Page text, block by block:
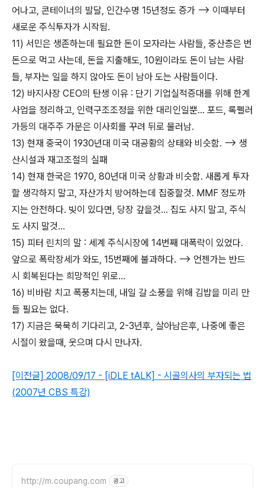
어나고, 콘테이너의 발달, 인간수명 15년정도 증가 --> 이때부터
새로운 주식투자가 시작됨.
11) 서민은 생존하는데 필요한 돈이 모자라는 사람들, 중산층은 번
돈으로 먹고 사는데, 돈을 지출해도, 10원이라도 돈이 남는 사람
들, 부자는 일을 하지 않아도 돈이 남아 도는 사람들이다.
12) 바지사장 CEO의 탄생 이유 : 단기 기업실적증대를 위해 한계
사업을 정리하고, 인력구조조정을 위한 대리인일뿐... 포드, 록펠러
가등의 대주주 가문은 이사회를 꾸려 뒤로 물러남.
13) 현재 중국이 1930년대 미국 대공황의 상태와 비슷함. --> 생
산시설과 재고조절의 실패
14) 현재 한국은 1970, 80년대 미국 상황과 비슷함. 새롭게 투자
할 생각하지 말고, 자산가치 방어하는데 집중할것. MMF 정도까
지는 안전하다. 빚이 있다면, 당장 갚을것... 집도 사지 말고, 주식
도 사지 말것...
15) 피터 린치의 말 : 세계 주식시장에 14번째 대폭락이 있었다.
앞으로 폭락장세가 와도, 15번째에 불과하다. --> 언젠가는 반드
시 회복된다는 희망적인 위로...
16) 비바람 치고 폭풍치는데, 내일 갈 소풍을 위해 김밥을 미리 만
들 필요는 없다.
17) 지금은 묵묵히 기다리고, 2-3년후, 살아남은후, 나중에 좋은
시절이 왔을때, 웃으며 다시 만나자.
[이전글] 2008/09/17 - [iDLE tALK] - 시골의사의 부자되는 법
(2007년 CBS 특강)
http://m.coupang.com 광고